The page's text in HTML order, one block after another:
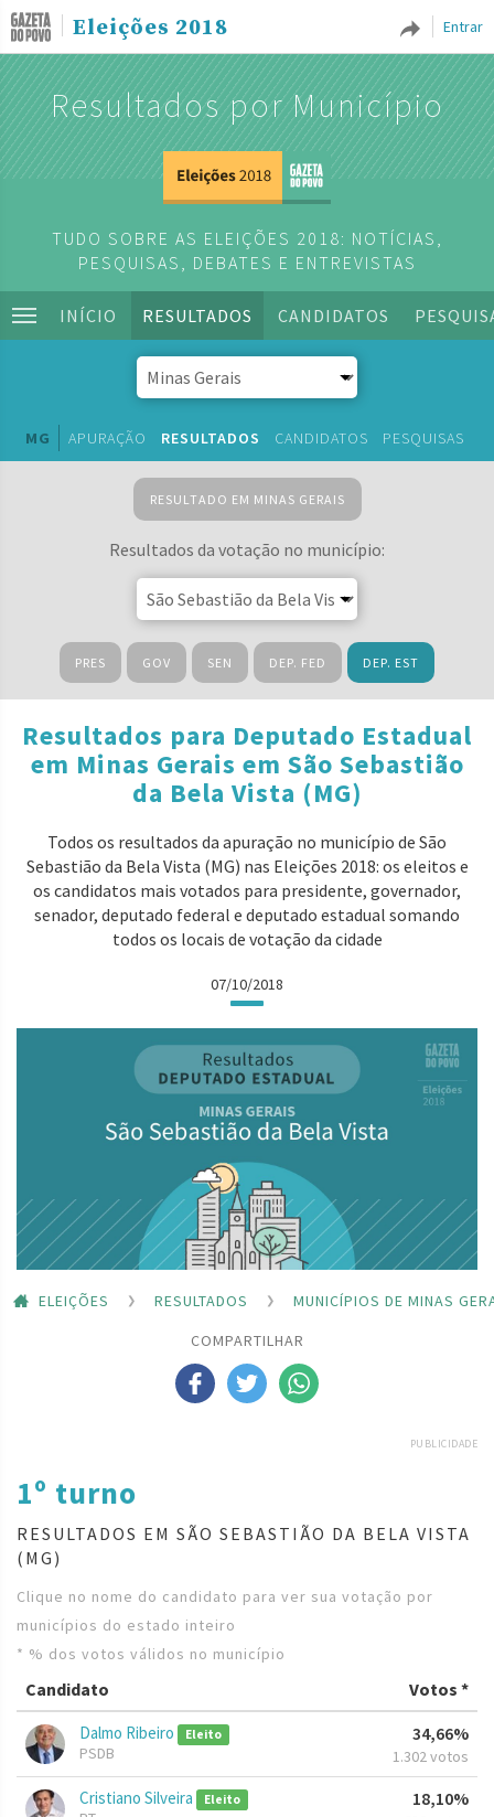
Entrar
Eleições 2018
Resultados por Município
TUDO SOBRE AS ELEIÇÕES 2018: NOTÍCIAS,
PESQUISAS, DEBATES E ENTREVISTAS
INÍCIO RESULTADOS CANDIDATOS
MG APURAÇÃO RESULTADOS CANDIDATOS PESQUISAS
RESULTADO EM MINAS GERAIS
Resultados da votação no município:
PRES GOV SEN DEP. FED DEP. EST
Resultados para Deputado Estadual
em Minas Gerais em São Sebastião
da Bela Vista (MG)
Todos os resultados da apuração no município de São
Sebastião da Bela Vista (MG) nas Eleições 2018: os eleitos e
os candidatos mais votados para presidente, governador,
senador, deputado federal e deputado estadual somando
todos os locais de votação da cidade
07/10/2018
ELEIÇÕES RESULTADOS
MUNICÍPIOS DE MINAS
COMPARTILHAR
PUBLICIDADE
1º turno
RESULTADOS EM SÃO SEBASTIÃO DA BELA VISTA
(MG)
Clique no nome do candidato para ver sua votação por
municípios do estado inteiro
* % dos votos válidos no município
Candidato Votos *
Dalmo Ribeiro Eleito
PSDB
34,66%
1.302 votos
Cristiano Silveira Eleito 18,10%